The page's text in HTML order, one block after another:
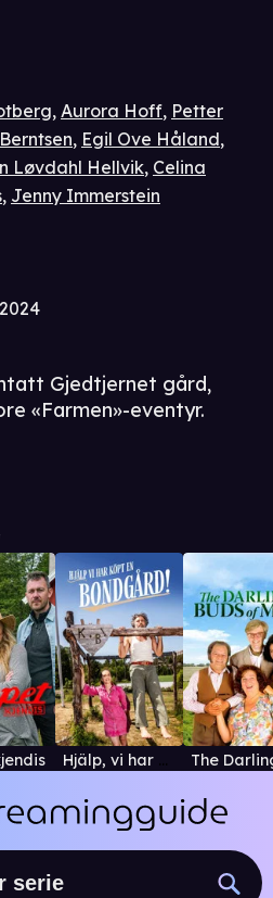
, Aurora Hoff, Petter
, Egil Ove Håland,
Løvdahl Hellvik, Celina
, Jenny Immerstein
Gjedtjernet gård,
«Farmen»-eventyr.
Hjälp, vi har köpt en bondgård!